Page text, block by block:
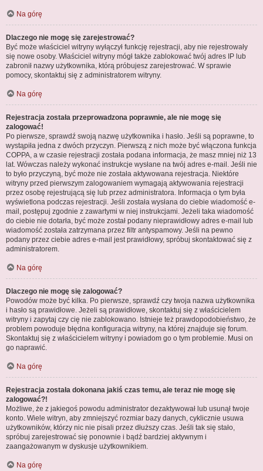
Na górę
Dlaczego nie mogę się zarejestrować?
Być może właściciel witryny wyłączył funkcję rejestracji, aby nie rejestrowały
się nowe osoby. Właściciel witryny mógł także zablokować twój adres IP lub
zabronił nazwy użytkownika, którą próbujesz zarejestrować. W sprawie
pomocy, skontaktuj się z administratorem witryny.
Na górę
Rejestracja została przeprowadzona poprawnie, ale nie mogę się
zalogować!
Po pierwsze, sprawdź swoją nazwę użytkownika i hasło. Jeśli są poprawne, to
wystąpiła jedna z dwóch przyczyn. Pierwszą z nich może być włączona funkcja
COPPA, a w czasie rejestracji została podana informacja, że masz mniej niż 13
lat. Wówczas należy wykonać instrukcje wysłane na twój adres e-mail. Jeśli nie
to było przyczyną, być może nie została aktywowana rejestracja. Niektóre
witryny przed pierwszym zalogowaniem wymagają aktywowania rejestracji
przez osobę rejestrującą się lub przez administratora. Informacja o tym była
wyświetlona podczas rejestracji. Jeśli została wysłana do ciebie wiadomość e-
mail, postępuj zgodnie z zawartymi w niej instrukcjami. Jeżeli taka wiadomość
do ciebie nie dotarła, być może został podany nieprawidłowy adres e-mail lub
wiadomość została zatrzymana przez filtr antyspamowy. Jeśli na pewno
podany przez ciebie adres e-mail jest prawidłowy, spróbuj skontaktować się z
administratorem.
Na górę
Dlaczego nie mogę się zalogować?
Powodów może być kilka. Po pierwsze, sprawdź czy twoja nazwa użytkownika
i hasło są prawidłowe. Jeżeli są prawidłowe, skontaktuj się z właścicielem
witryny i zapytaj czy cię nie zablokowano. Istnieje też prawdopodobieństwo, że
problem powoduje błędna konfiguracja witryny, na której znajduje się forum.
Skontaktuj się z właścicielem witryny i powiadom go o tym problemie. Musi on
go naprawić.
Na górę
Rejestracja została dokonana jakiś czas temu, ale teraz nie mogę się
zalogować?!
Możliwe, że z jakiegoś powodu administrator dezaktywował lub usunął twoje
konto. Wiele witryn, aby zmniejszyć rozmiar bazy danych, cyklicznie usuwa
użytkowników, którzy nic nie pisali przez dłuższy czas. Jeśli tak się stało,
spróbuj zarejestrować się ponownie i bądź bardziej aktywnym i
zaangażowanym w dyskusje użytkownikiem.
Na górę